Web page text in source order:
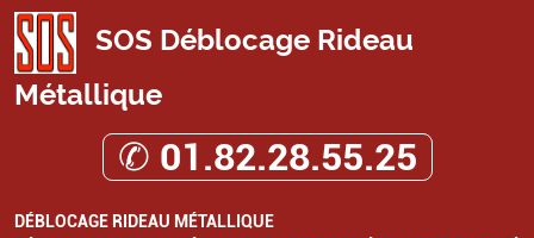
SOS Déblocage Rideau
Métallique
✆ 01.82.28.55.25
DÉBLOCAGE RIDEAU MÉTALLIQUE